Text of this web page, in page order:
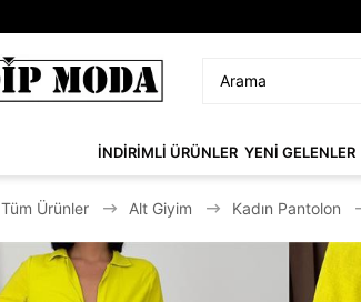
İNDİRİMLİ ÜRÜNLER YENİ GELENLER
Tüm Ürünler Alt Giyim Kadın Pantolon